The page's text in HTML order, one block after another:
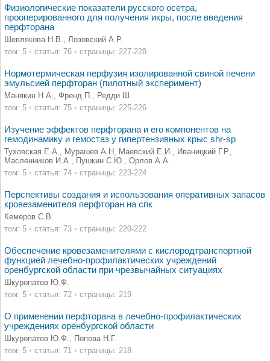
Физиологические показатели русского осетра,
прооперированного для получения икры, после введения
перфторана
Шевлякова Н.В., Лозовский А.Р.
том: 5 • статья: 76 • страницы: 227-228
Нормотермическая перфузия изолированной свиной печени
эмульсией перфторан (пилотный эксперимент)
Манякин Н.А., Френд П., Редди Ш.
том: 5 • статья: 75 • страницы: 225-226
Изучение эффектов перфторана и его компонентов на
гемодинамику и гемостаз у гипертензивных крыс shr-sp
Туховская Е.А., Мурашев А.Н, Маевский Е.И., Иваницкий Г.Р.,
Масленников И.А., Пушкин С.Ю., Орлов А.А.
том: 5 • статья: 74 • страницы: 223-224
Перспективы создания и использования оперативных запасов
кровезаменителя перфторан на спк
Кемеров С.В.
том: 5 • статья: 73 • страницы: 220-222
Обеспечение кровезаменителями с кислородтранспортной
функцией лечебно-профилактических учреждений
оренбургской области при чрезвычайных ситуациях
Шкуропатов Ю.Ф.
том: 5 • статья: 72 • страницы: 219
О применении перфторана в лечебно-профилактических
учреждениях оренбургской области
Шкуропатов Ю.Ф., Попова Н.Г.
том: 5 • статья: 71 • страницы: 218